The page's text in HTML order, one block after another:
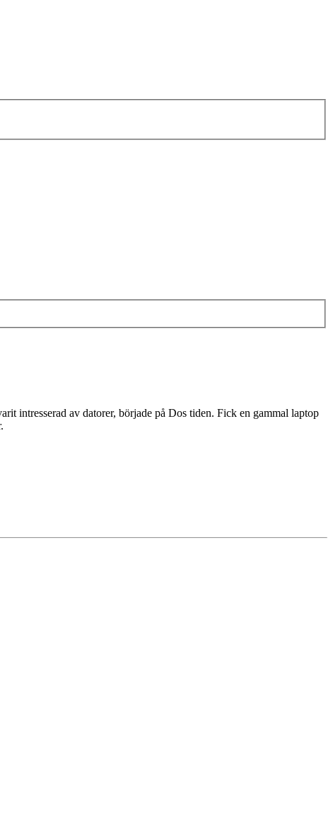
intresserad av datorer, började på Dos tiden. Fick en gammal laptop